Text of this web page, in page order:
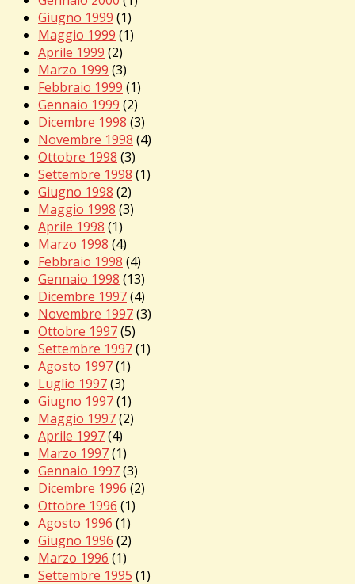
Giugno 1999 (1)
Maggio 1999 (1)
Aprile 1999 (2)
Marzo 1999 (3)
Febbraio 1999 (1)
Gennaio 1999 (2)
Dicembre 1998 (3)
Novembre 1998 (4)
Ottobre 1998 (3)
Settembre 1998 (1)
Giugno 1998 (2)
Maggio 1998 (3)
Aprile 1998 (1)
Marzo 1998 (4)
Febbraio 1998 (4)
Gennaio 1998 (13)
Dicembre 1997(4)
Novembre 1997(3)
Ottobre 1997(5)
Settembre 1997(1)
Agosto 1997(1)
Luglio 1997(3)
Giugno 1997(1)
Maggio 1997(2)
Aprile 1997(4)
Marzo 1997(1)
Gennaio 1997(3)
Dicembre 1996 (2)
Ottobre 1996 (1)
Agosto 1996 (1)
Giugno 1996 (2)
Marzo 1996 (1)
Settembre 1995 (1)